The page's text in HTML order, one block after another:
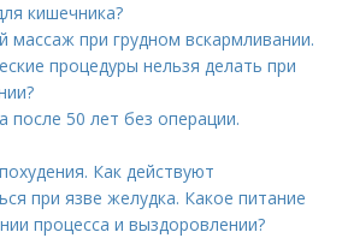
кишечника?
массаж при грудном вскармливании.
процедуры нельзя делать при
50 лет без операции.
Как действуют
при язве желудка. Какое питание
процесса и выздоровлении?